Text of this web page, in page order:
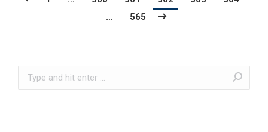
…
565
Search: